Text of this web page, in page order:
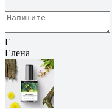
Е
Елена